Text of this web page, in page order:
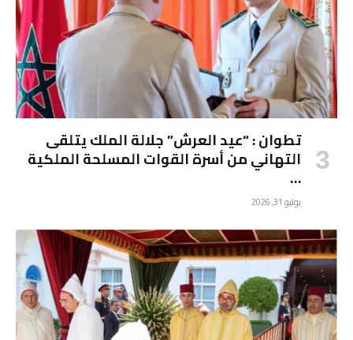
تطوان : “عيد العرش” جلالة الملك يتلقى
التهاني من أسرة القوات المسلحة الملكية
…
يوليو 31, 2026